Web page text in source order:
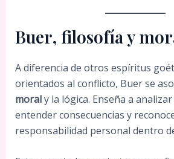
Buer, filosofía y
A diferencia de otros espíritus
orientados al conflicto, Buer se
moraly la lógica. Enseña a
entender consecuencias y
responsabilidad personal dentro